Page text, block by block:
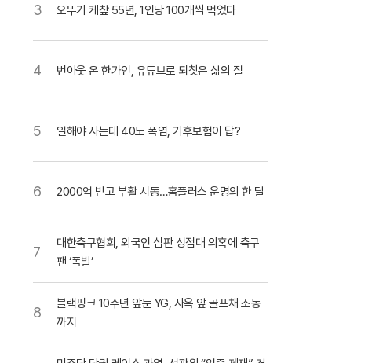
3 오뚜기 케챂 55년, 1인당 100개씩 먹었다
4 번아웃 온 한가인, 유튜브로 되찾은 삶의 질
5 일해야 사는데 40도 폭염, 기후보험이 답?
6 2000억 받고 부활 시동…홈플러스 운명의 한 달
7
대한축구협회, 외국인 심판 성접대 의혹에 축구
팬 ‘폭발’
8
블랙핑크 10주년 앞둔 YG, 사옥 앞 골프채 소동
까지